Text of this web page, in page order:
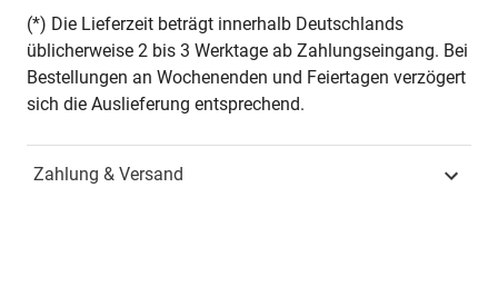
Seiten 184
Jahr Hamburg 2008
Schriftenreihe
(*) Die Lieferzeit beträgt innerhalb Deutschlands
üblicherweise 2 bis 3 Werktage ab Zahlungseingang. Bei
Bestellungen an Wochenenden und Feiertagen verzögert
sich die Auslieferung entsprechend.
Zahlung & Versand